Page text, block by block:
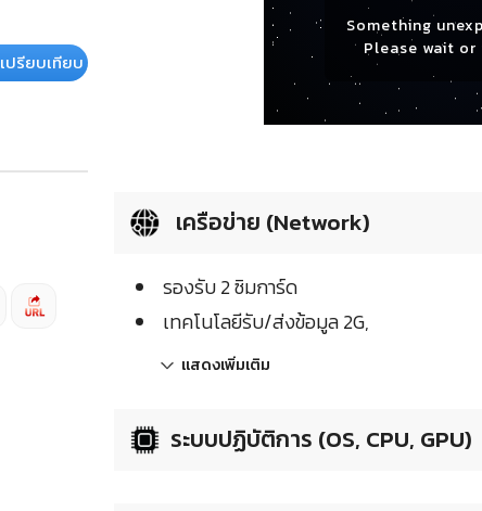
เปรียบเทียบ
Something
Please wait
เครือข่าย (Network)
รองรับ 2 ซิมการ์ด
เทคโนโลยีรับ/ส่งข้อมูล 2G,
แสดงเพิ่มเติม
ระบบปฏิบัติการ (OS, CPU, GPU)